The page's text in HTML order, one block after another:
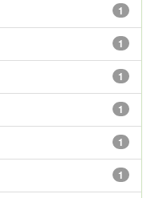
1
1
1
1
1
1